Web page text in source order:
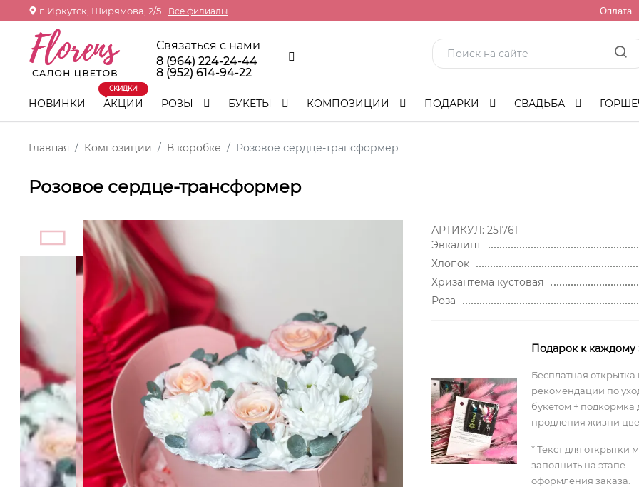
г. Иркутск, Ширямова, 2/5 Все филиалы Оплата
Связаться с нами
8 (964) 224-24-44
8 (952) 614-94-22
НОВИНКИ АКЦИИ
СКИДКИ!
РОЗЫ БУКЕТЫ КОМПОЗИЦИИ ПОДАРКИ СВАДЬБА
Главная Композиции В коробке Розовое сердце-трансформер
Розовое сердце-трансформер
АРТИКУЛ: 251761
Эвкалипт
Хлопок
Хризантема кустовая
Роза
Подарок к каждому
Бесплатная открытка
рекомендации по
букетом + подкормка
продления жизни
* Текст для открытки
заполнить на этапе
оформления заказа.